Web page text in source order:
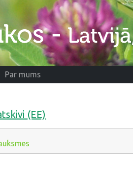
Par mums
(EE)